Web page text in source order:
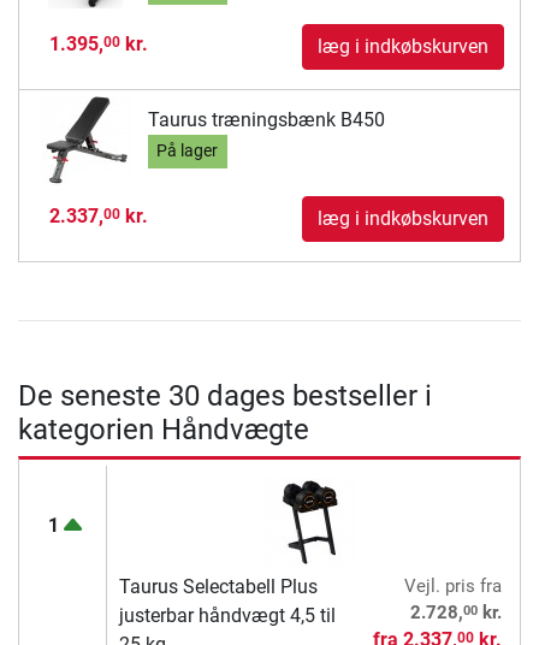
1.395,00kr. læg i indkøbskurven
Taurus træningsbænk B450
På lager
2.337,00kr. læg i indkøbskurven
De seneste 30 dages bestseller i
kategorien Håndvægte
1
Taurus Selectabell Plus
justerbar håndvægt 4,5 til
Vejl. pris fra
2.728,00kr.
fra 2.337,00kr.